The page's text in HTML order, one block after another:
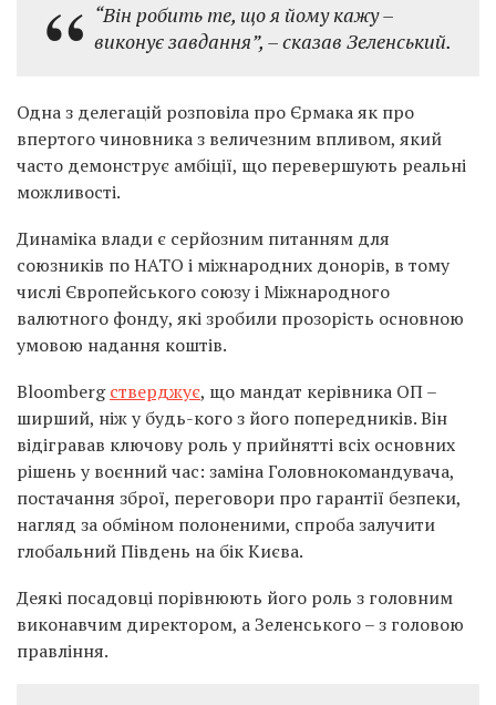
“Він робить те, що я йому кажу –
виконує завдання”, – сказав Зеленський.
Одна з делегацій розповіла про Єрмака як про
впертого чиновника з величезним впливом, який
часто демонструє амбіції, що перевершують реальні
можливості.
Динаміка влади є серйозним питанням для
союзників по НАТО і міжнародних донорів, в тому
числі Європейського союзу і Міжнародного
валютного фонду, які зробили прозорість основною
умовою надання коштів.
Bloombergстверджує, що мандат керівника ОП –
ширший, ніж у будь-кого з його попередників. Він
відігравав ключову роль у прийнятті всіх основних
рішень у воєнний час: заміна Головнокомандувача,
постачання зброї, переговори про гарантії безпеки,
нагляд за обміном полоненими, спроба залучити
глобальний Південь на бік Києва.
Деякі посадовці порівнюють його роль з головним
виконавчим директором, а Зеленського – з головою
правління.